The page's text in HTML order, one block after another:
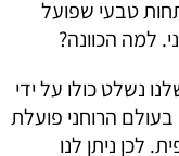
טבעי שפועל
למה הכוונה?
נשלט כולו על ידי
בעולם הרוחני פועלת
לכן ניתן לנו